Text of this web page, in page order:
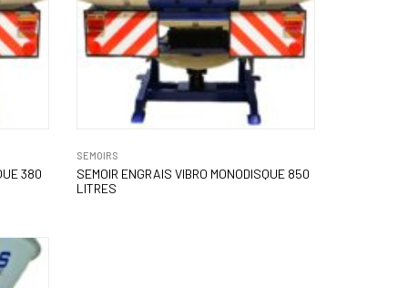
380
SEMOIRS
SEMOIR ENGRAIS VIBRO MONODISQUE 850
LITRES